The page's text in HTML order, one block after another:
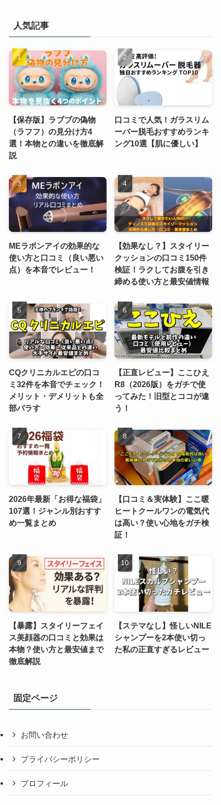
人気記事
【保存版】ラブブの偽物
（ラフフ）の見分け方4
選！本物との違いを徹底解
説
口コミで人気！ガラスリム
ーバー脱毛おすすめランキ
ング10選【肌に優しい】
MEラボンアイの効果的な
使い方と口コミ（良い悪い
点）を本音でレビュー！
【効果なし？】スタイリー
クッションの口コミ150件
検証！ラクしてお腹を引き
締める使い方と最安値情報
CQクリニカルエピの口コ
ミ32件を本音でチェック！
メリット・デメリットも全
部バラす
【正直レビュー】ここひえ
R8（2026版）をガチで使
ってみた！旧型とココが違
う！
2026年最新「お得な福袋」
107選！ジャンル別おすす
め一覧まとめ
【口コミ＆実体験】ここ暖
ヒートクールワンの電気代
は高い？使い心地をガチ検
証！
【暴露】スタイリーフェイ
ス美顔器の口コミと効果は
本物？使い方と最安値まで
徹底解説
【ステマなし】怪しいNILE
シャンプーを2本使い切っ
た私の正直すぎるレビュー
固定ページ
お問い合わせ
プライバシーポリシー
プロフィール